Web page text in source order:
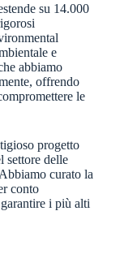
su 14.000
e
abbiamo
offrendo
le
progetto
settore delle
curato la
conto
i più alti